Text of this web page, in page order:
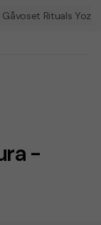
Gåvoset Rituals
-